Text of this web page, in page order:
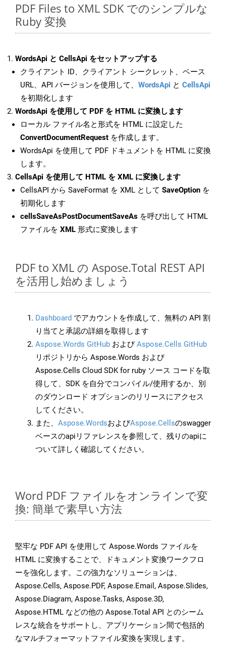
PDF Files to XML SDK でのシンプルな
Ruby 変換
WordsApi と CellsApi をセットアップする
クライアント ID、クライアント シークレット、ベース
URL、API バージョンを使用して、 WordsApi と CellsApi
を初期化します
WordsApi を使用して PDF を HTML に変換します
ローカル ファイル名と形式を HTML に設定した
ConvertDocumentRequest を作成します。
WordsApi を使用して PDF ドキュメントを HTML に変換
します。
CellsApi を使用して HTML を XML に変換します
CellsAPI から SaveFormat を XML として SaveOption を
初期化します
cellsSaveAsPostDocumentSaveAs を呼び出して HTML
ファイルを XML 形式に変換します
PDF to XML の Aspose.Total REST API
を活用し始めましょう
Dashboard でアカウントを作成して、無料の API 割
り当てと承認の詳細を取得します
Aspose.Words GitHub およびAspose.Cells GitHub
リポジトリから Aspose.Words および
Aspose.Cells Cloud SDK for ruby ソース コードを取
得して、SDK を自分でコンパイル/使用するか、別
のダウンロード オプションのリリースにアクセス
してください。
また、 Aspose.WordsおよびAspose.Cellsのswagger
ベースのapiリファレンスを参照して、残りのapiに
ついて詳しく確認してください。
Word PDF ファイルをオンラインで変
換: 簡単で素早い方法
堅牢な PDF API を使用して Aspose.Words ファイルを
HTML に変換することで、ドキュメント変換ワークフロ
ーを強化します。この強力なソリューションは、
Aspose.Cells, Aspose.PDF, Aspose.Email, Aspose.Slides,
Aspose.Diagram, Aspose.Tasks, Aspose.3D,
Aspose.HTML などの他の Aspose.Total API とのシーム
レスな統合をサポートし、アプリケーション間で包括的
なマルチフォーマットファイル変換を実現します。